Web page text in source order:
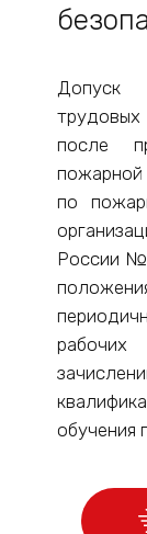
Допуск
после
пожарной
по
России №
обучения